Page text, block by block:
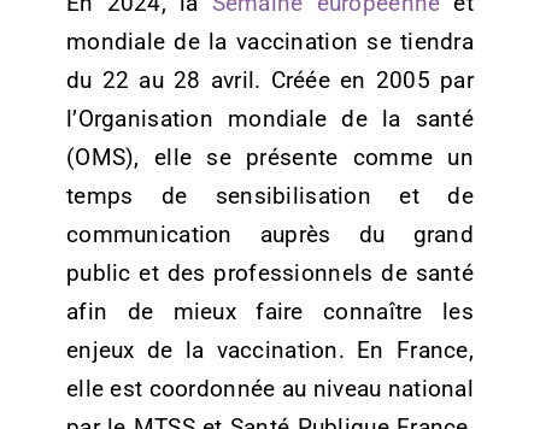
mondiale de la vaccination se tiendra
du 22 au 28 avril. Créée en 2005 par
l’Organisation mondiale de la santé
(OMS), elle se présente comme un
temps de sensibilisation et de
communication auprès du grand
public et des professionnels de santé
afin de mieux faire connaître les
enjeux de la vaccination. En France,
elle est coordonnée au niveau national